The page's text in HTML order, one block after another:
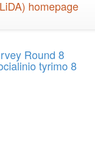
Round 8
tyrimo 8